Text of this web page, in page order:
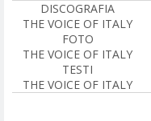
DISCOGRAFIA
THE VOICE OF ITALY
FOTO
THE VOICE OF ITALY
TESTI
THE VOICE OF ITALY